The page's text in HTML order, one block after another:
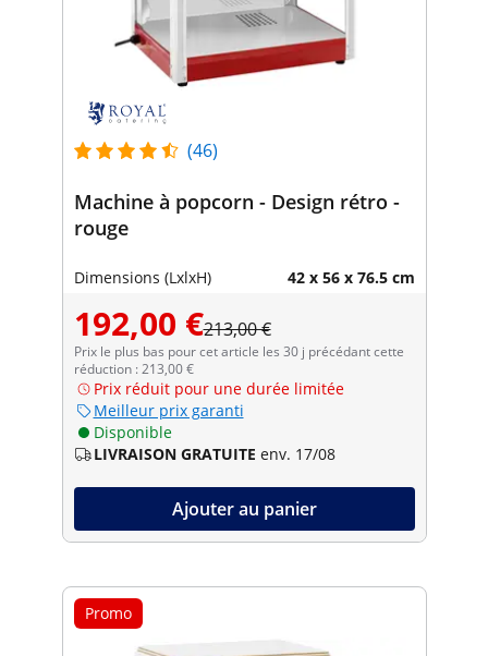
(46)
Machine à popcorn - Design rétro -
rouge
Dimensions (LxlxH) 42 x 56 x 76.5 cm
192,00 €213,00 €
Prix le plus bas pour cet article les 30 j précédant cette
réduction : 213,00 €
Prix réduit pour une durée limitée
Meilleur prix garanti
Disponible
LIVRAISON GRATUITE env. 17/08
Ajouter au panier
Promo